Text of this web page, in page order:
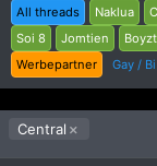
All threads Naklua
Soi 8
Jomtien
Werbepartner
Gay / Bi
Central